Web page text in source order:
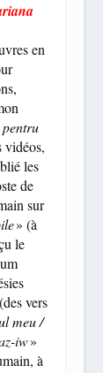
en
vidéos,
les
de
sur
» (à
le
vers
meu /
iw»
à